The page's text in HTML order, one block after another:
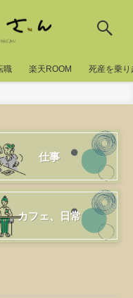
職 楽天ROOM 死産を乗り
仕事
カフェ、日常